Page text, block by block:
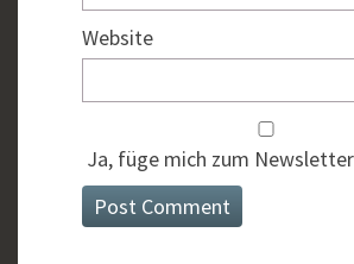
Website
Ja, füge mich zum